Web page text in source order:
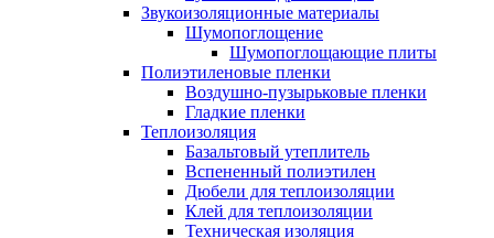
Звукоизоляционные материалы
Шумопоглощение
Шумопоглощающие плиты
Полиэтиленовые пленки
Воздушно-пузырьковые пленки
Гладкие пленки
Теплоизоляция
Базальтовый утеплитель
Вспененный полиэтилен
Дюбели для теплоизоляции
Клей для теплоизоляции
Техническая изоляция